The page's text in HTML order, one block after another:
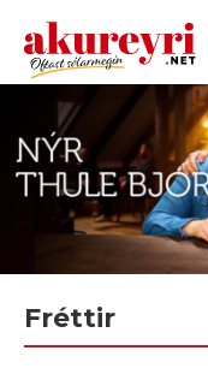
Leita
Fréttir